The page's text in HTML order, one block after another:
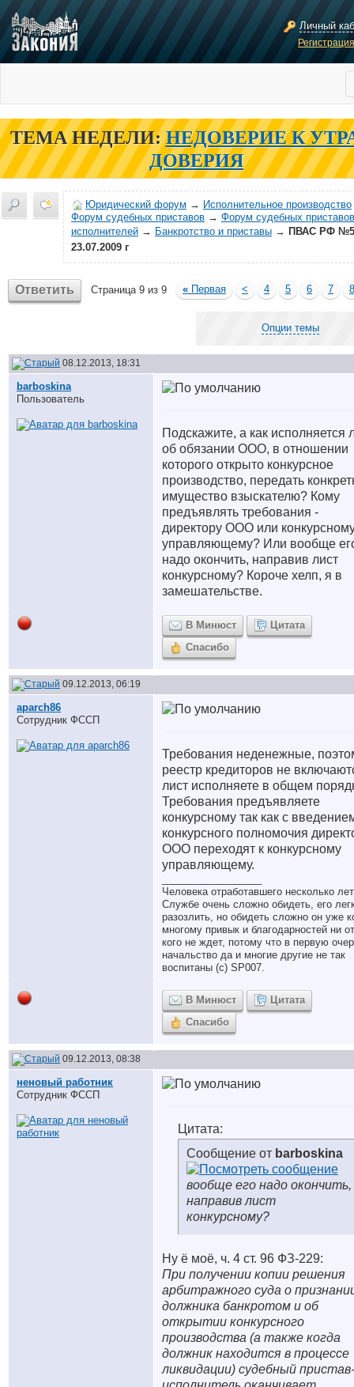
Личный
ТЕМА НЕДЕЛИ: НЕДОВЕРИЕ К
ДОВЕРИЯ
Юридический форум → Исполнительное производство
Форум судебных приставов → Форум судебных
исполнителей → Банкротство и приставы → ПВАС РФ
23.07.2009 г
Ответить Страница 9 из 9 « Первая < 4 5 6 7 8
Опции темы
08.12.2013, 18:31
barboskina
Пользователь
Подскажите, а как исполняется
об обязании ООО, в отношении
которого открыто конкурсное
производство, передать
имущество взыскателю? Кому
предъявлять требования -
директору ООО или
управляющему? Или вообще
надо окончить, направив лист
конкурсному? Короче хелп, я в
замешательстве.
В Минюст
Цитата
Спасибо
09.12.2013, 06:19
aparch86
Сотрудник ФССП
Требования неденежные,
реестр кредиторов не
лист исполняете в общем
Требования предъявляете
конкурсному так как с
конкурсного полномочия
ООО переходят к конкурсному
управляющему.
Человека отработавшего несколько
Службе очень сложно обидеть, его
разозлить, но обидеть сложно он уже
многому привык и благодарностей ни от
кого не ждет, потому что в первую
начальство да и многие другие не так
воспитаны (с) SP007.
В Минюст
Цитата
Спасибо
09.12.2013, 08:38
неновый работник
Сотрудник ФССП
Цитата:
Сообщение от barboskina
вообще его надо окончить,
направив лист
конкурсному?
Ну ё моё, ч. 4 ст. 96 ФЗ-229:
При получении копии решения
арбитражного суда о
должника банкротом и об
открытии конкурсного
производства (а также когда
должник находится в процессе
ликвидации) судебный пристав-